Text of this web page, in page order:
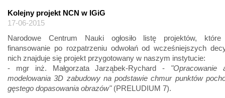
Kolejny projekt NCN w IGiG
17-06-2015
Narodowe Centrum Nauki ogłosiło listę projektów, które
finansowanie po rozpatrzeniu odwołań od wcześniejszych
nich znajduje się projekt przygotowany w naszym instytucie:
- mgr inż. Małgorzata Jarząbek-Rychard - "Opracowanie
modelowania 3D zabudowy na podstawie chmur punktów
gęstego dopasowania obrazów"(PRELUDIUM 7).